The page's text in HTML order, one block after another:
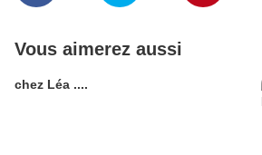
Vous aimerez aussi
chez Léa ....